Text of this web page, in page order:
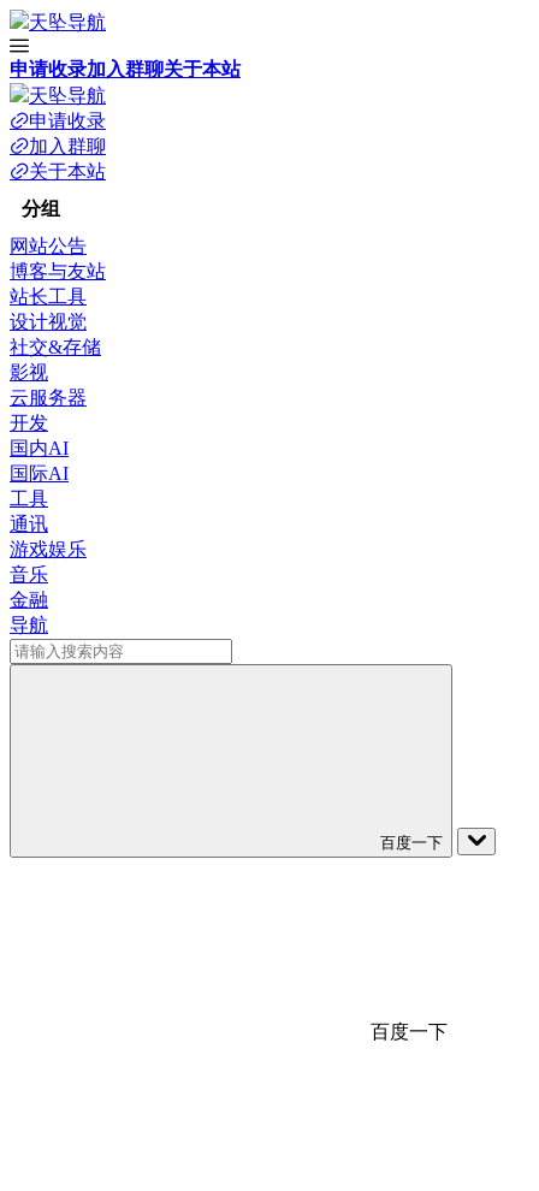
天坠导航
申请收录加入群聊关于本站
天坠导航
申请收录
加入群聊
关于本站
分组
网站公告
博客与友站
站长工具
设计视觉
社交&存储
影视
云服务器
开发
国内AI
国际AI
工具
通讯
游戏娱乐
音乐
金融
导航
百度一下
百度一下